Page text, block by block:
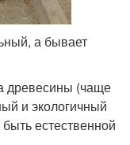
а бывает
древесины (чаще
и экологичный
естественной